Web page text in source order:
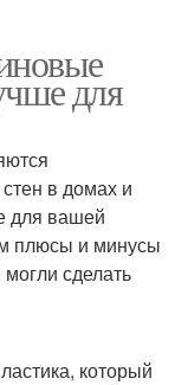
для
в домах и
для вашей
плюсы и минусы
сделать
который